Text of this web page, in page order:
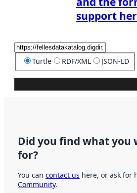
support
Turtle RDF/XML JSON-LD
Did you find what you
for?
You can contact us here, or ask for
Community.